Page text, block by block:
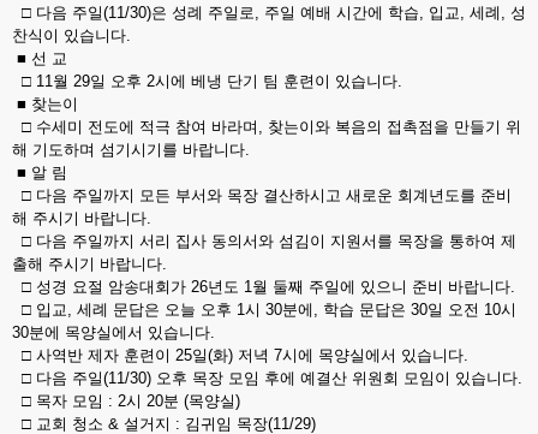
□ 다음 주일(11/30)은 성례 주일로, 주일 예배 시간에 학습, 입교, 세례, 성
찬식이 있습니다.
■ 선 교
□ 11월 29일 오후 2시에 베냉 단기 팀 훈련이 있습니다.
■ 찾는이
□ 수세미 전도에 적극 참여 바라며, 찾는이와 복음의 접촉점을 만들기 위
해 기도하며 섬기시기를 바랍니다.
■ 알 림
□ 다음 주일까지 모든 부서와 목장 결산하시고 새로운 회계년도를 준비
해 주시기 바랍니다.
□ 다음 주일까지 서리 집사 동의서와 섬김이 지원서를 목장을 통하여 제
출해 주시기 바랍니다.
□ 성경 요절 암송대회가 26년도 1월 둘째 주일에 있으니 준비 바랍니다.
□ 입교, 세례 문답은 오늘 오후 1시 30분에, 학습 문답은 30일 오전 10시
30분에 목양실에서 있습니다.
□ 사역반 제자 훈련이 25일(화) 저녁 7시에 목양실에서 있습니다.
□ 다음 주일(11/30) 오후 목장 모임 후에 예결산 위원회 모임이 있습니다.
□ 목자 모임 : 2시 20분 (목양실)
□ 교회 청소 & 설거지 : 김귀임 목장(11/29)